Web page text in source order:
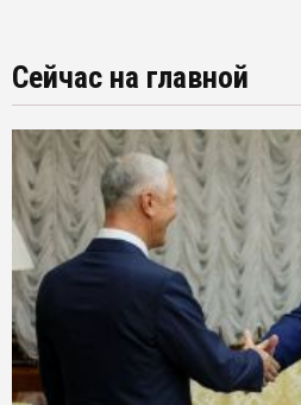
Сейчас на главной